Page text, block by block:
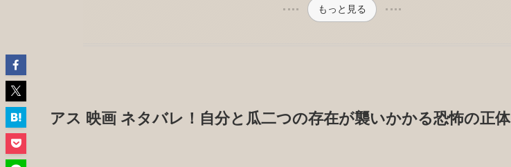
もっと見る
アス 映画 ネタバレ！自分と瓜二つの存在が襲いかかる恐怖の正体